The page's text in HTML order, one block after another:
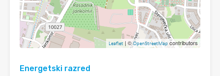
Leaflet | ©OpenStreetMap contributors
Energetski razred